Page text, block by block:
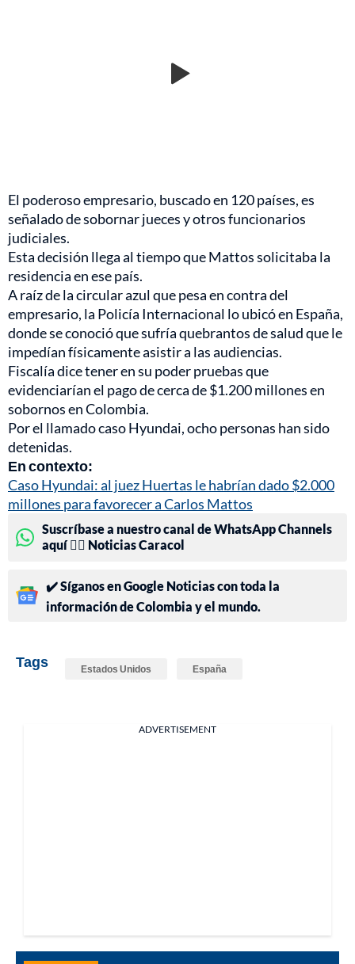
El poderoso empresario, buscado en 120 países, es
señalado de sobornar jueces y otros funcionarios
judiciales.
Esta decisión llega al tiempo que Mattos solicitaba la
residencia en ese país.
A raíz de la circular azul que pesa en contra del
empresario, la Policía Internacional lo ubicó en España,
donde se conoció que sufría quebrantos de salud que le
impedían físicamente asistir a las audiencias.
Fiscalía dice tener en su poder pruebas que
evidenciarían el pago de cerca de $1.200 millones en
sobornos en Colombia.
Por el llamado caso Hyundai, ocho personas han sido
detenidas.
En contexto:
Caso Hyundai: al juez Huertas le habrían dado $2.000
millones para favorecer a Carlos Mattos
Suscríbase a nuestro canal de WhatsApp Channels
aquí 👉🏻 Noticias Caracol
✔️ Síganos en Google Noticias con toda la
información de Colombia y el mundo.
Tags Estados Unidos España
ADVERTISEMENT